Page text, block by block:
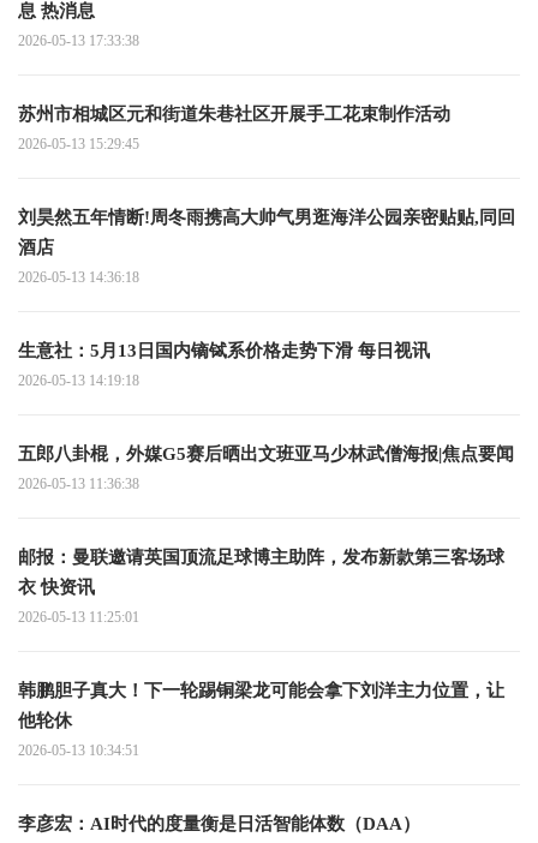
息 热消息
2026-05-13 17:33:38
苏州市相城区元和街道朱巷社区开展手工花束制作活动
2026-05-13 15:29:45
刘昊然五年情断!周冬雨携高大帅气男逛海洋公园亲密贴贴,同回
酒店
2026-05-13 14:36:18
生意社：5月13日国内镝铽系价格走势下滑 每日视讯
2026-05-13 14:19:18
五郎八卦棍，外媒G5赛后晒出文班亚马少林武僧海报|焦点要闻
2026-05-13 11:36:38
邮报：曼联邀请英国顶流足球博主助阵，发布新款第三客场球
衣 快资讯
2026-05-13 11:25:01
韩鹏胆子真大！下一轮踢铜梁龙可能会拿下刘洋主力位置，让
他轮休
2026-05-13 10:34:51
李彦宏：AI时代的度量衡是日活智能体数（DAA）